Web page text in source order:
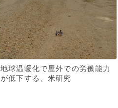
地球温暖化で屋外での労働能力
が低下する、米研究